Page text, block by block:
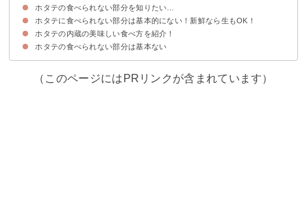
ホタテの食べられない部分を知りたい…
ホタテに食べられない部分は基本的にない！新鮮なら生もOK！
ホタテのヒモやエラは食べても大丈夫
ただしホタテのウロ（肝）は取り除いた方が良いとされる
ホタテのオレンジの部分である卵巣も食べられる
ホタテの内蔵の美味しい食べ方を紹介！
①ホタテのこっこ煮
②丸ごと海の幸カレー
ホタテの食べられない部分は基本ない
（このページにはPRリンクが含まれています）